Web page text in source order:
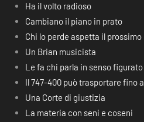
Ha il volto radioso
Cambiano il piano in prato
Chi lo perde aspetta il prossimo
Un Brian musicista
Le fa chi parla in senso figurato
Il 747-400 può trasportare fino
Una Corte di giustizia
La materia con seni e coseni